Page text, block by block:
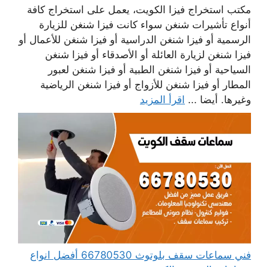
مكتب استخراج فيزا الكويت، يعمل على استخراج كافة
أنواع تأشيرات شنغن سواء كانت فيزا شنغن للزيارة
الرسمية أو فيزا شنغن الدراسية أو فيزا شنغن للأعمال أو
فيزا شنغن لزيارة العائلة أو الأصدقاء أو فيزا شنغن
السياحية أو فيزا شنغن الطبية أو فيزا شنغن لعبور
المطار أو فيزا شنغن للأزواج أو فيزا شنغن الرياضية
وغيرها. أيضا ... اقرأ المزيد
فني سماعات سقف بلوتوث 66780530 أفضل انواع